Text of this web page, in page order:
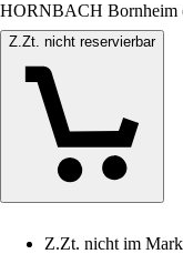
HORNBACH Bornheim
Z.Zt. nicht reservierbar
Z.Zt. nicht im